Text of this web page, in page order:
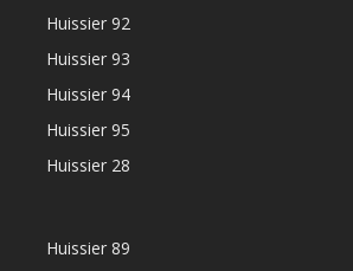
Huissier 92
Huissier 93
Huissier 94
Huissier 95
Huissier 28
Huissier 89